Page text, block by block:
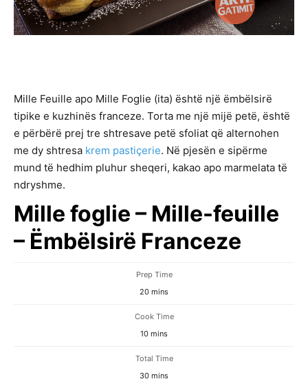
Mille Feuille apo Mille Foglie (ita) është një ëmbëlsirë
tipike e kuzhinës franceze. Torta me një mijë petë, është
e përbërë prej tre shtresave petë sfoliat që alternohen
me dy shtresa krem pastiçerie. Në pjesën e sipërme
mund të hedhim pluhur sheqeri, kakao apo marmelata të
ndryshme.
Mille foglie – Mille-feuille
– Ëmbëlsirë Franceze
Prep Time
20minutes
mins
Cook Time
10minutes
mins
Total Time
30minutes
mins